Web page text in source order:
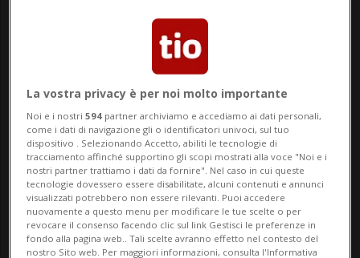
CANTONE
Il Consiglio di Stato incontra le
sindache e i sindaci dei 100
Comuni ticinesi
La vostra privacy è per noi molto importante
Noi e i nostri594 partner archiviamo e accediamo ai dati personali,
come i dati di navigazione gli o identificatori univoci, sul tuo
dispositivo . Selezionando Accetto, abiliti le tecnologie di
tracciamento affinché supportino gli scopi mostrati alla voce "Noi e i
nostri partner trattiamo i dati da fornire". Nel caso in cui queste
tecnologie dovessero essere disabilitate, alcuni contenuti e annunci
visualizzati potrebbero non essere rilevanti. Puoi accedere
nuovamente a questo menu per modificare le tue scelte o per
revocare il consenso facendo clic sul link Gestisci le preferenze in
fondo alla pagina web.. Tali scelte avranno effetto nel contesto del
nostro Sito web. Per maggiori informazioni, consulta l'Informativa